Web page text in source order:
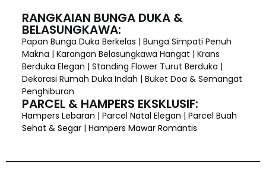
RANGKAIAN BUNGA DUKA &
BELASUNGKAWA:
Papan Bunga Duka Berkelas | Bunga Simpati Penuh
Makna | Karangan Belasungkawa Hangat | Krans
Berduka Elegan | Standing Flower Turut Berduka |
Dekorasi Rumah Duka Indah | Buket Doa & Semangat
Penghiburan
PARCEL & HAMPERS EKSKLUSIF:
Hampers Lebaran | Parcel Natal Elegan | Parcel Buah
Sehat & Segar | Hampers Mawar Romantis